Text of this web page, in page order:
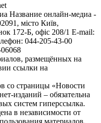
Название онлайн-медиа -
місто Київ,
Б, офіс 208/1 E-mail:
044-205-43-00
размещённых на
ссылки на
со страницы «Новости
изданий – обязательна
систем гиперссылка.
в независимости от
материалов.